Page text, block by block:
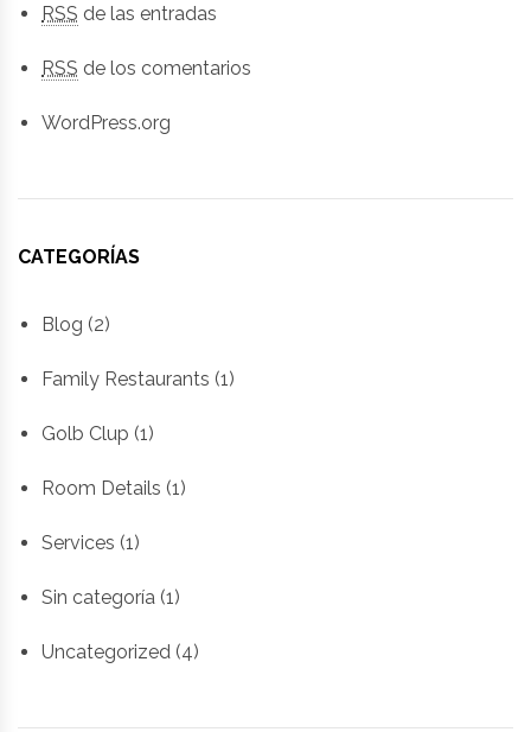
RSS de las entradas
RSS de los comentarios
WordPress.org
CATEGORÍAS
Blog (2)
Family Restaurants (1)
Golb Clup (1)
Room Details (1)
Services (1)
Sin categoría (1)
Uncategorized (4)